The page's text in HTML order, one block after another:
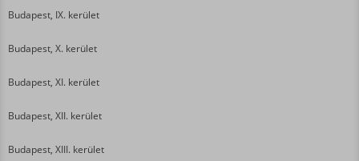
Budapest, IX. kerület
Budapest, X. kerület
Budapest, XI. kerület
Budapest, XII. kerület
Budapest, XIII. kerület